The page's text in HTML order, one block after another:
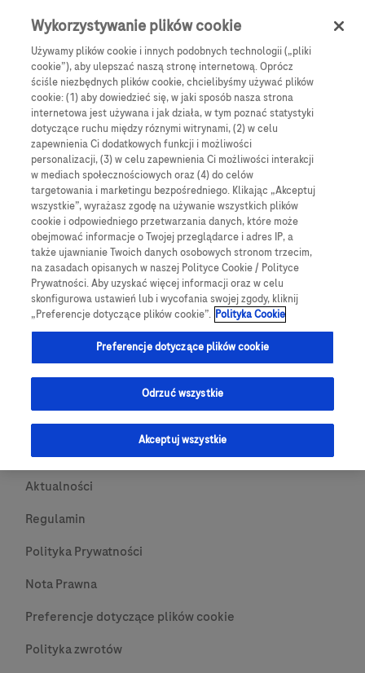
Skip to main content Menu
Products Articles
We are sorry, but no results were found for:
Globalne Strony Internetowe
Global Roche
Platforma Accu-Chek Care
Global Roche Diabetologia
Wszystkie lokalizacje
Skontaktuj się z nami
O nas
Aktualności
Regulamin
Polityka Prywatności
Nota Prawna
Preferencje dotyczące plików cookie
Polityka zwrotów
Wykorzystywanie plików cookie
Używamy plików cookie i innych podobnych technologii („pliki
cookie”), aby ulepszać naszą stronę internetową. Oprócz
ściśle niezbędnych plików cookie, chcielibyśmy używać plików
cookie: (1) aby dowiedzieć się, w jaki sposób nasza strona
internetowa jest używana i jak działa, w tym poznać statystyki
dotyczące ruchu między róznymi witrynami, (2) w celu
zapewnienia Ci dodatkowych funkcji i możliwości
personalizacji, (3) w celu zapewnienia Ci możliwości interakcji
w mediach społecznościowych oraz (4) do celów
targetowania i marketingu bezpośredniego. Klikając „Akceptuj
wszystkie”, wyrażasz zgodę na używanie wszystkich plików
cookie i odpowiedniego przetwarzania danych, które może
obejmować informacje o Twojej przeglądarce i adres IP, a
także ujawnianie Twoich danych osobowych stronom trzecim,
na zasadach opisanych w naszej Polityce Cookie / Polityce
Prywatności. Aby uzyskać więcej informacji oraz w celu
skonfigurowa ustawień lub i wycofania swojej zgody, kliknij
„Preferencje dotyczące plików cookie”. Polityka Cookie
Preferencje dotyczące plików cookie
Odrzuć wszystkie
Akceptuj wszystkie